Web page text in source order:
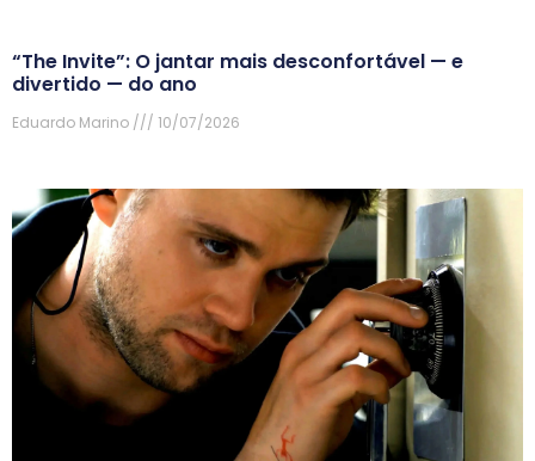
“The Invite”: O jantar mais desconfortável — e
divertido — do ano
Eduardo Marino 10/07/2026